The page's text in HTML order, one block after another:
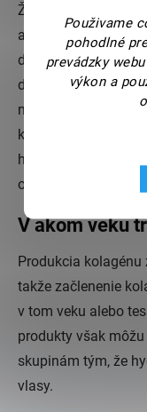
Použivame
pohodlné
prevádzky
výkon a
Živočíšny kolagén
alebo morské
dopĺňajú kolagén v
druhej strane
napodobňuje účinky
kolagén síce
hydratuje,
obranyschopnosť
V akom veku
Produkcia
takže začlenenie
v tom veku alebo
produkty však
skupinám tým, že
vlasy.